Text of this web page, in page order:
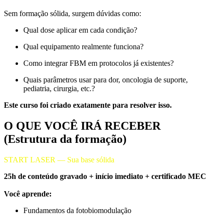
Sem formação sólida, surgem dúvidas como:
Qual dose aplicar em cada condição?
Qual equipamento realmente funciona?
Como integrar FBM em protocolos já existentes?
Quais parâmetros usar para dor, oncologia de suporte,
pediatria, cirurgia, etc.?
Este curso foi criado exatamente para resolver isso.
O QUE VOCÊ IRÁ RECEBER
(Estrutura da formação)
START LASER — Sua base sólida
25h de conteúdo gravado + início imediato + certificado MEC
Você aprende:
Fundamentos da fotobiomodulação